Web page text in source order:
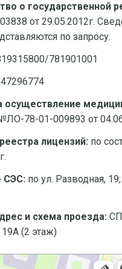
о государственной
от 29.05.2012г.
по запросу.
781901001
осуществление
78-01-009893 от
лицензий: по
СЭС: по ул. Разводная, 19;
и схема проезда:
19А (2 этаж)